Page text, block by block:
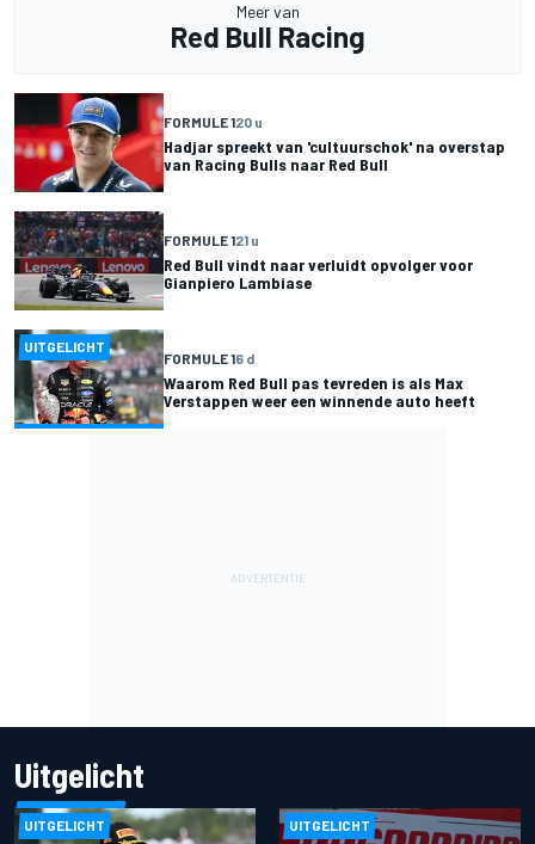
Meer van
Red Bull Racing
FORMULE 120 u
Hadjar spreekt van 'cultuurschok' na overstap
van Racing Bulls naar Red Bull
FORMULE 121 u
Red Bull vindt naar verluidt opvolger voor
Gianpiero Lambiase
UITGELICHT
FORMULE 16 d
Waarom Red Bull pas tevreden is als Max
Verstappen weer een winnende auto heeft
Uitgelicht
UITGELICHT UITGELICHT